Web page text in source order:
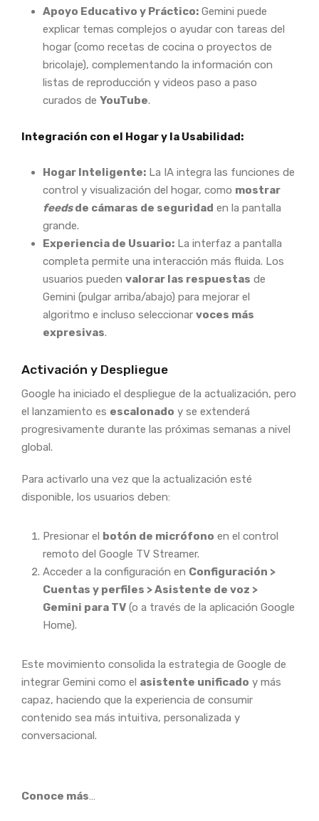
Apoyo Educativo y Práctico: Gemini puede
explicar temas complejos o ayudar con tareas del
hogar (como recetas de cocina o proyectos de
bricolaje), complementando la información con
listas de reproducción y videos paso a paso
curados de YouTube.
Integración con el Hogar y la Usabilidad:
Hogar Inteligente: La IA integra las funciones de
control y visualización del hogar, como mostrar
feedsde cámaras de seguridad en la pantalla
grande.
Experiencia de Usuario: La interfaz a pantalla
completa permite una interacción más fluida. Los
usuarios pueden valorar las respuestas de
Gemini (pulgar arriba/abajo) para mejorar el
algoritmo e incluso seleccionar voces más
expresivas.
Activación y Despliegue
Google ha iniciado el despliegue de la actualización, pero
el lanzamiento es escalonado y se extenderá
progresivamente durante las próximas semanas a nivel
global.
Para activarlo una vez que la actualización esté
disponible, los usuarios deben:
Presionar el botón de micrófono en el control
remoto del Google TV Streamer.
Acceder a la configuración en Configuración >
Cuentas y perfiles > Asistente de voz >
Gemini para TV (o a través de la aplicación Google
Home).
Este movimiento consolida la estrategia de Google de
integrar Gemini como el asistente unificado y más
capaz, haciendo que la experiencia de consumir
contenido sea más intuitiva, personalizada y
conversacional.
Conoce más…